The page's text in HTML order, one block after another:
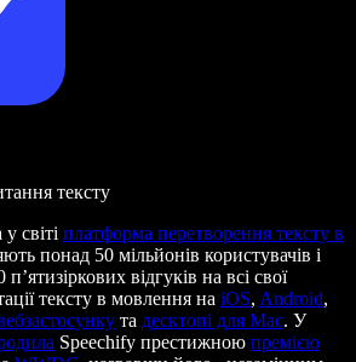
тексту
світі платформа перетворення тексту в
понад 50 мільйонів користувачів і
відгуків на всі свої
тексту в мовлення на iOS, Android,
та десктопі для Mac. У
Speechify престижною премією